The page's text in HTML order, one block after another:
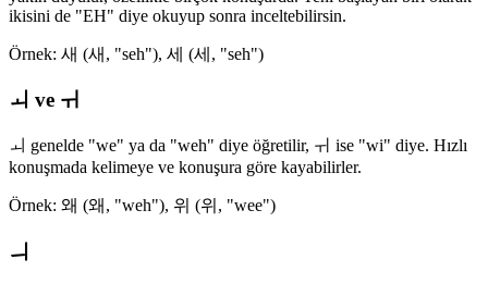
ikisini de "EH" diye okuyup sonra inceltebilirsin.
Örnek: 새 (새, "seh"), 세 (세, "seh")
ㅚ ve ㅟ
ㅚ genelde "we" ya da "weh" diye öğretilir, ㅟ ise "wi" diye. Hızlı
konuşmada kelimeye ve konuşura göre kayabilirler.
Örnek: 왜 (왜, "weh"), 위 (위, "wee")
ㅢ